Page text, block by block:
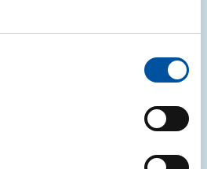
le FAQ ufficiali della
in vista del 12